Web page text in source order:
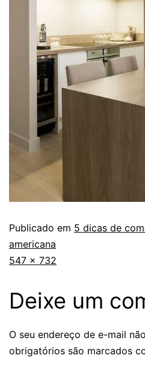
Publicado em 5 dicas de
americana
547 × 732
Deixe um
O seu endereço de e-mail
obrigatórios são marcados